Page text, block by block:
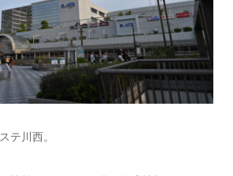
テ川西。